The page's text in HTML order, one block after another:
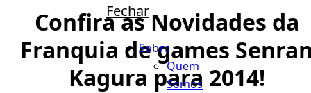
Fechar
Sobre
Quem
Somos
Confira as Novidades da
Franquia de games
Kagura para 2014!